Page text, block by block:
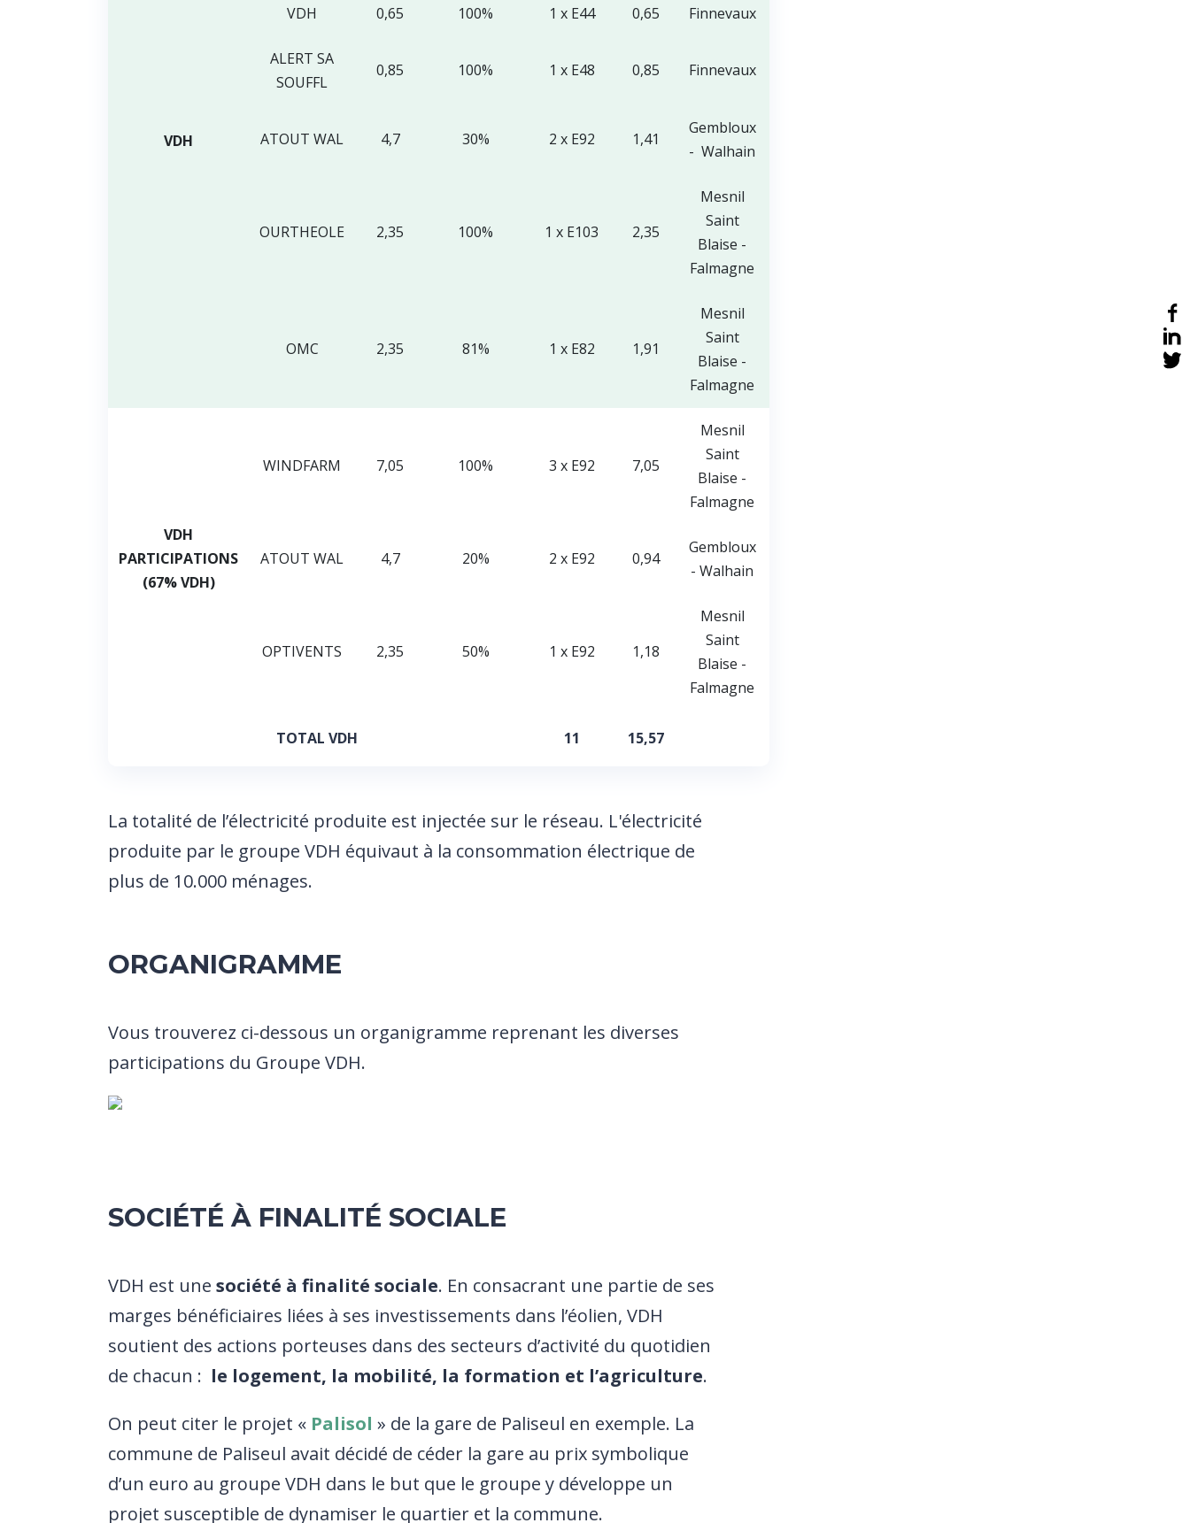
VDH
VDH 0,65 100% 1 x E44 0,65 Finnevaux
ALERT SA
SOUFFL
0,85 100% 1 x E48 0,85 Finnevaux
ATOUT WAL 4,7 30% 2 x E92 1,41
Gembloux
- Walhain
OURTHEOLE 2,35 100% 1 x E103 2,35
Mesnil
Saint
Blaise -
Falmagne
OMC 2,35 81% 1 x E82 1,91
Mesnil
Saint
Blaise -
Falmagne
VDH
PARTICIPATIONS
(67% VDH)
WINDFARM 7,05 100% 3 x E92 7,05
Mesnil
Saint
Blaise -
Falmagne
ATOUT WAL 4,7 20% 2 x E92 0,94
Gembloux
- Walhain
OPTIVENTS 2,35 50% 1 x E92 1,18
Mesnil
Saint
Blaise -
Falmagne
TOTAL VDH 11 15,57
La totalité de l’électricité produite est injectée sur le réseau. L'électricité
produite par le groupe VDH équivaut à la consommation électrique de
plus de 10.000 ménages.
ORGANIGRAMME
Vous trouverez ci-dessous un organigramme reprenant les diverses
participations du Groupe VDH.
SOCIÉTÉ À FINALITÉ SOCIALE
VDH est une société à finalité sociale. En consacrant une partie de ses
marges bénéficiaires liées à ses investissements dans l’éolien, VDH
soutient des actions porteuses dans des secteurs d’activité du quotidien
de chacun : le logement, la mobilité, la formation et l’agriculture.
On peut citer le projet « Palisol » de la gare de Paliseul en exemple. La
commune de Paliseul avait décidé de céder la gare au prix symbolique
d’un euro au groupe VDH dans le but que le groupe y développe un
projet susceptible de dynamiser le quartier et la commune.